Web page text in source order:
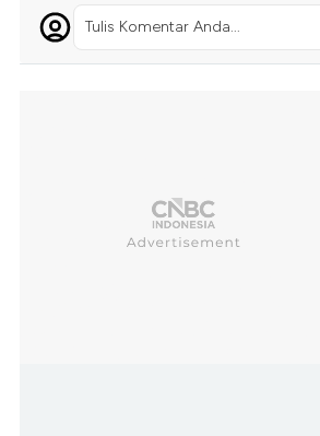
Tulis Komentar Anda...